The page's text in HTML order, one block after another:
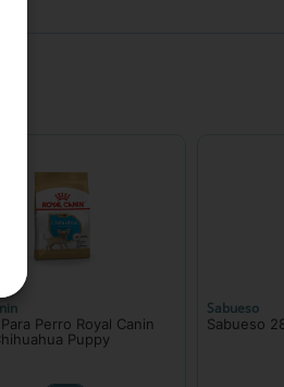
Perro Royal Canin
Puppy
Sabueso
Sabueso